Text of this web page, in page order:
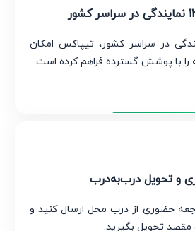
از ۱۳۰۰ نمایندگی در سراسر کشور، تیپاکس امکان
را با پوشش گسترده فراهم کرده است.
و تحویل درب‌به‌درب
حضوری از درب محل ارسال کنید و
تحویل بگیرید.